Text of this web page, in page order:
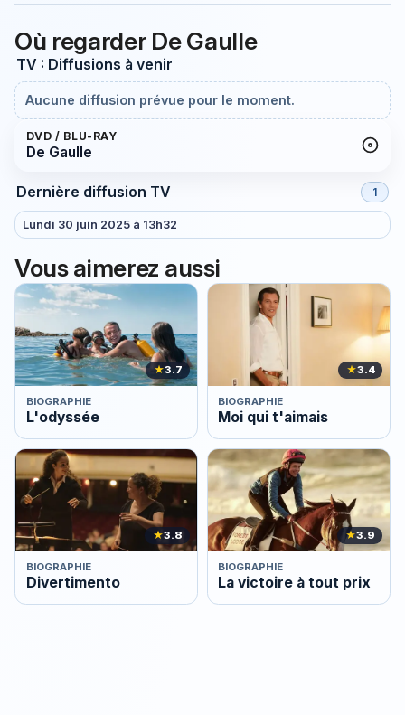
Où regarder De Gaulle
TV : Diffusions à venir
Aucune diffusion prévue pour le moment.
DVD / BLU-RAY
De Gaulle
Dernière diffusion TV 1
Lundi 30 juin 2025 à 13h32
Vous aimerez aussi
★3.7
BIOGRAPHIE
L'odyssée
★3.4
BIOGRAPHIE
Moi qui t'aimais
★3.8
BIOGRAPHIE
Divertimento
★3.9
BIOGRAPHIE
La victoire à tout prix